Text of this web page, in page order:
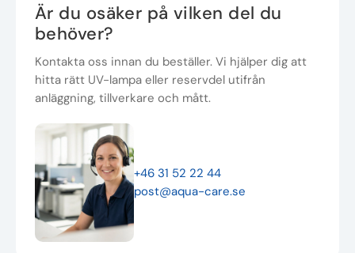
Är du osäker på vilken del du
behöver?
Kontakta oss innan du beställer. Vi hjälper dig att
hitta rätt UV-lampa eller reservdel utifrån
anläggning, tillverkare och mått.
+46 31 52 22 44
post@aqua-care.se